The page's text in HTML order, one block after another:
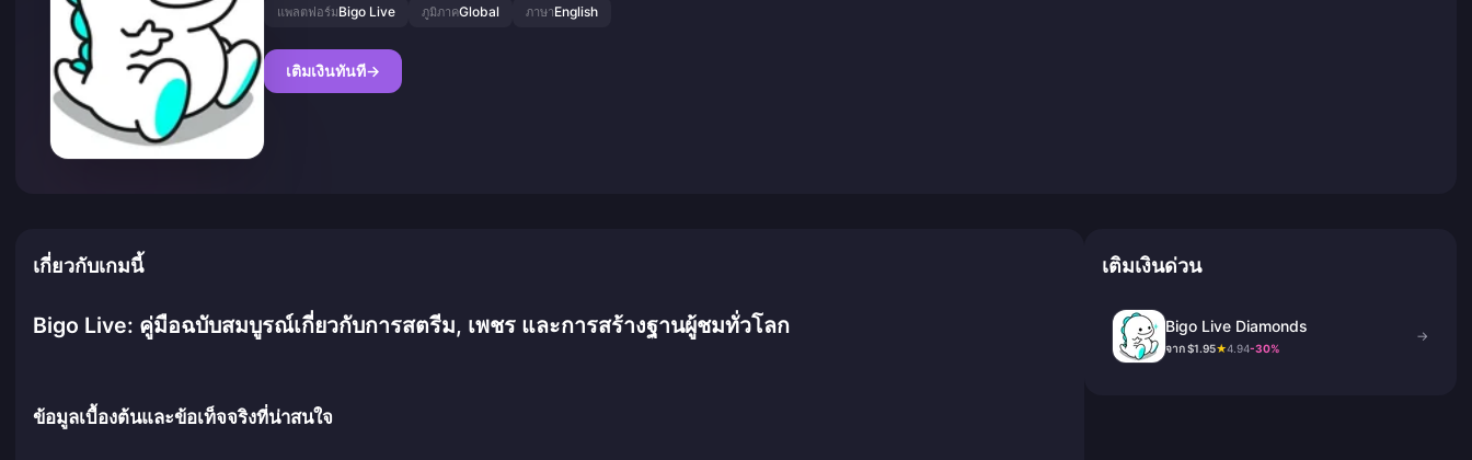
แพลตฟอร์มBigo Live ภูมิภาคGlobal ภาษาEnglish
เติมเงินทันที→
เกี่ยวกับเกมนี้
Bigo Live: คู่มือฉบับสมบูรณ์เกี่ยวกับการสตรีม, เพชร และการสร้างฐานผู้ชมทั่วโลก
ข้อมูลเบื้องต้นและข้อเท็จจริงที่น่าสนใจ
เติมเงินด่วน
Bigo Live Diamonds
จาก $1.95★4.94-30%
→